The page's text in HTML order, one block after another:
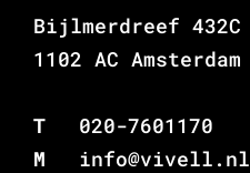
Bijlmerdreef 432C
1102 AC Amsterdam
T
020-7601170
M
info@vivell.nl